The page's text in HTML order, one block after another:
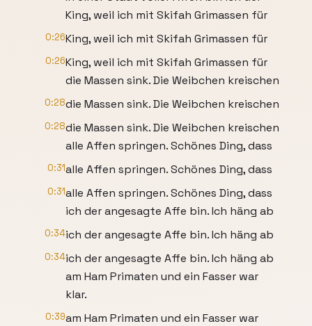
King, weil ich mit Skifah Grimassen für
0:26King, weil ich mit Skifah Grimassen für
0:26King, weil ich mit Skifah Grimassen für
die Massen sink. Die Weibchen kreischen
0:28die Massen sink. Die Weibchen kreischen
0:28die Massen sink. Die Weibchen kreischen
alle Affen springen. Schönes Ding, dass
0:31alle Affen springen. Schönes Ding, dass
0:31alle Affen springen. Schönes Ding, dass
ich der angesagte Affe bin. Ich häng ab
0:34ich der angesagte Affe bin. Ich häng ab
0:34ich der angesagte Affe bin. Ich häng ab
am Ham Primaten und ein Fasser war
klar.
0:39am Ham Primaten und ein Fasser war